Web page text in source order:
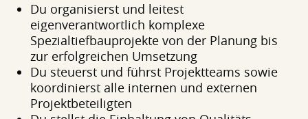
Du organisierst und leitest
eigenverantwortlich komplexe
Spezialtiefbauprojekte von der Planung bis
zur erfolgreichen Umsetzung
Du steuerst und führst Projektteams sowie
koordinierst alle internen und externen
Projektbeteiligten